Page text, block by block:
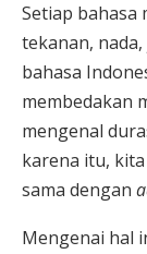
Setiap bahasa
tekanan,
bahasa
membedakan
mengenal
karena itu,
sama dengan
Mengenai hal